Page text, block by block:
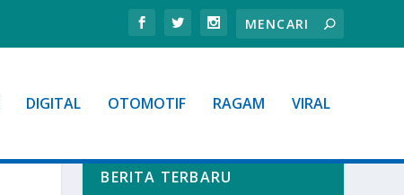
DIGITAL OTOMOTIF RAGAM VIRAL
BERITA TERBARU